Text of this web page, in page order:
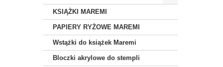
KSIĄŻKI MAREMI
PAPIERY RYŻOWE MAREMI
Wstążki do książek Maremi
Bloczki akrylowe do stempli